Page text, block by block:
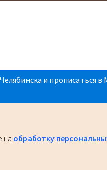
и прописаться
на обработку